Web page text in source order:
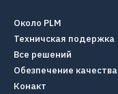
Около PLM
Техничская подержка
Все решений
Обезпечение качества
Конакт